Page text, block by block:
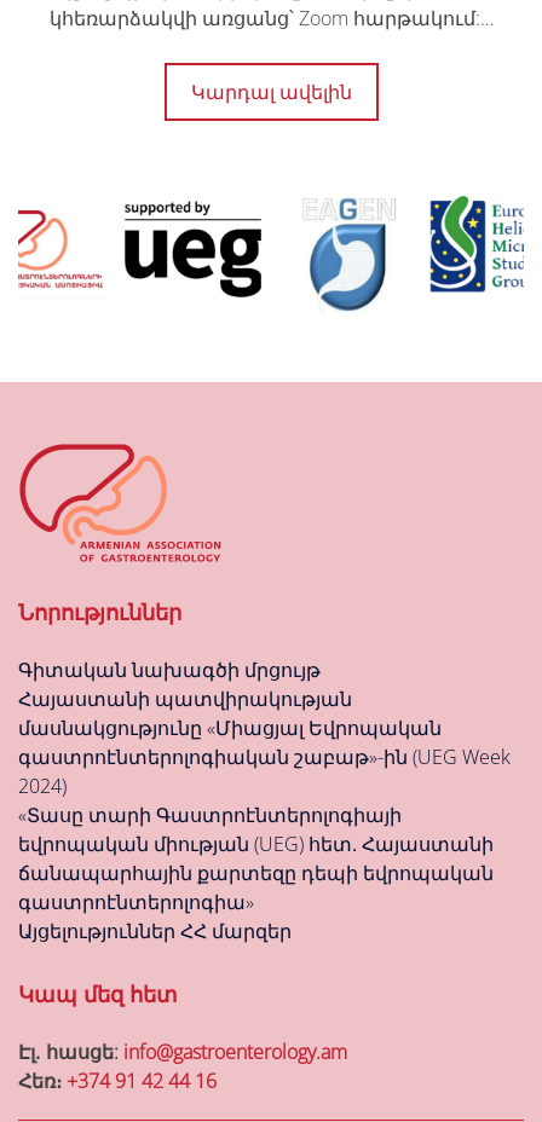
կհեռարձակվի առցանց՝ Zoom հարթակում:…
Կարդալ ավելին
Նորություններ
Գիտական նախագծի մրցույթ
Հայաստանի պատվիրակության
մասնակցությունը «Միացյալ Եվրոպական
գաստրոէնտերոլոգիական շաբաթ»-ին (UEG Week
2024)
«Տասը տարի Գաստրոէնտերոլոգիայի
եվրոպական միության (UEG) հետ․ Հայաստանի
ճանապարհային քարտեզը դեպի եվրոպական
գաստրոէնտերոլոգիա»
Այցելություններ ՀՀ մարզեր
Կապ մեզ հետ
Էլ․ հասցե: info@gastroenterology.am
Հեռ։+374 91 42 44 16